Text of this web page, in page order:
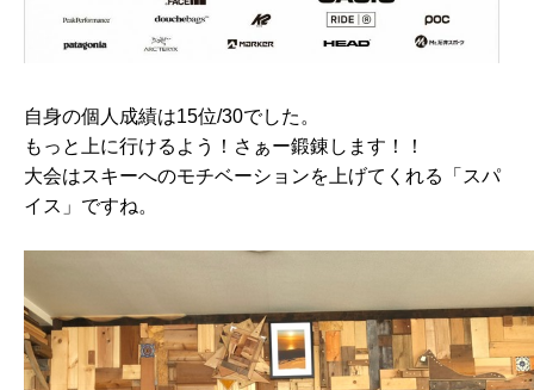
自身の個人成績は15位/30でした。
もっと上に行けるよう！さぁー鍛錬します！！
大会はスキーへのモチベーションを上げてくれる「スパ
イス」ですね。